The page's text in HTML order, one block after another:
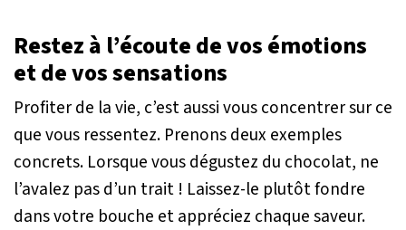
Restez à l’écoute de vos émotions
et de vos sensations
Profiter de la vie, c’est aussi vous concentrer sur ce
que vous ressentez. Prenons deux exemples
concrets. Lorsque vous dégustez du chocolat, ne
l’avalez pas d’un trait ! Laissez-le plutôt fondre
dans votre bouche et appréciez chaque saveur.